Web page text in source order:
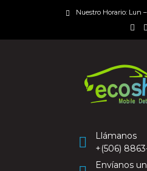
Nuestro Horario: Lun
Llámanos
+(506)
Envíanos